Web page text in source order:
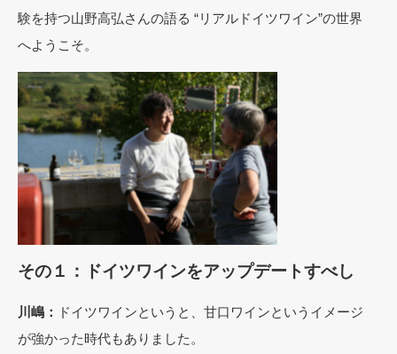
験を持つ山野高弘さんの語る “リアルドイツワイン”の世界
へようこそ。
その１：ドイツワインをアップデートすべし
川嶋：
ドイツワインというと、甘口ワインというイメージ
が強かった時代もありました。